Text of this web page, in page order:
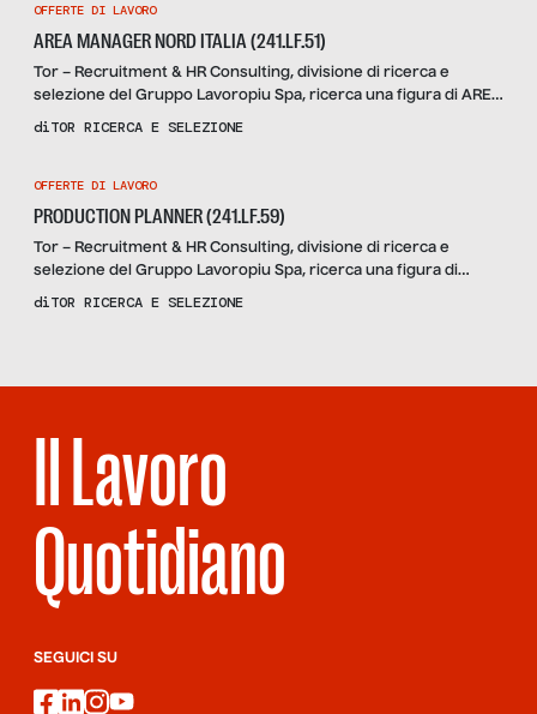
Nota Registrazioni ed emissioni Fatture Iva ed F24 Gestione
Banche e verifica saldo clienti e fornitori […]
OFFERTE DI LAVORO
AREA MANAGER NORD ITALIA (241.LF.51)
Tor – Recruitment & HR Consulting, divisione di ricerca e
selezione del Gruppo Lavoropiu Spa, ricerca una figura di AREA
MANAGER NORD ITALIA per nostra azienda cliente operante nel
Director, avrà la responsabilità di coordinare la […]
diTOR RICERCA E SELEZIONE
OFFERTE DI LAVORO
PRODUCTION PLANNER (241.LF.59)
Tor – Recruitment & HR Consulting, divisione di ricerca e
selezione del Gruppo Lavoropiu Spa, ricerca una figura di
PRODUCTION PLANNER per azienda cliente del settore della
Programmazione e […]
diTOR RICERCA E SELEZIONE
Il Lavoro
Quotidiano
SEGUICI SU
facebook
linkedin
instagram
youtube